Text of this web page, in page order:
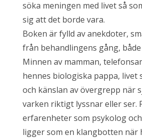
söka meningen med livet så
sig att det borde vara.
Boken är fylld av anekdoter,
från behandlingens gång,
Minnen av mamman,
hennes biologiska pappa, livet
och känslan av övergrepp när
varken riktigt lyssnar eller ser.
erfarenheter som psykolog
ligger som en klangbotten när